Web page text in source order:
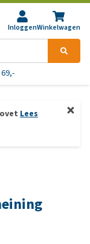
InloggenWinkelwagen
Lees